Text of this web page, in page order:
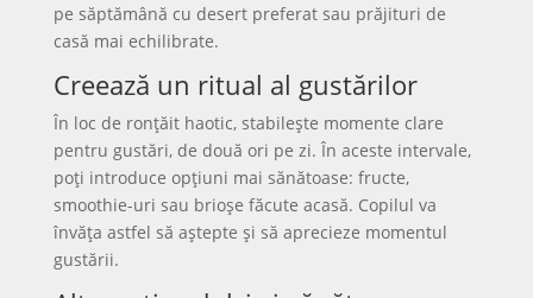
pe săptămână cu desert preferat sau prăjituri de
casă mai echilibrate.
Creează un ritual al gustărilor
În loc de ronțăit haotic, stabilește momente clare
pentru gustări, de două ori pe zi. În aceste intervale,
poți introduce opțiuni mai sănătoase: fructe,
smoothie-uri sau brioșe făcute acasă. Copilul va
învăța astfel să aștepte și să aprecieze momentul
gustării.